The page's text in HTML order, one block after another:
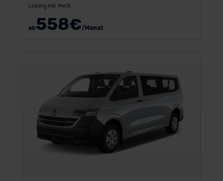
Leasing inkl. MwSt.
ab558€/Monat